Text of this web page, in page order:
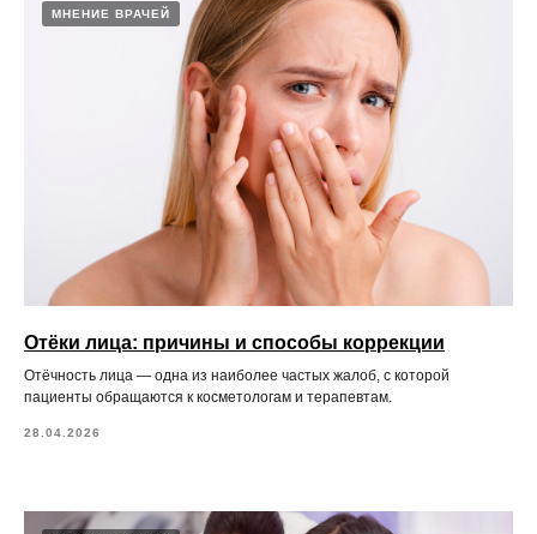
МНЕНИЕ ВРАЧЕЙ
Отёки лица: причины и способы коррекции
Отёчность лица — одна из наиболее частых жалоб, с которой
пациенты обращаются к косметологам и терапевтам.
28.04.2026